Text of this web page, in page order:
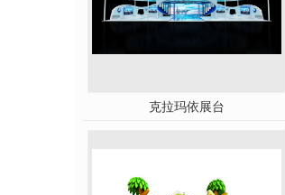
克拉玛依展台